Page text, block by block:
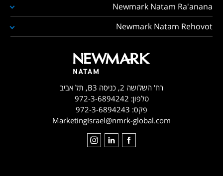
Newmark Natam Ra'anana
Newmark Natam Rehovot
רח' השלושה 2, כניסה B3, תל אביב
טלפון: 972-3-6894242
פקס: 972-3-6894243
MarketingIsrael@nmrk-global.com